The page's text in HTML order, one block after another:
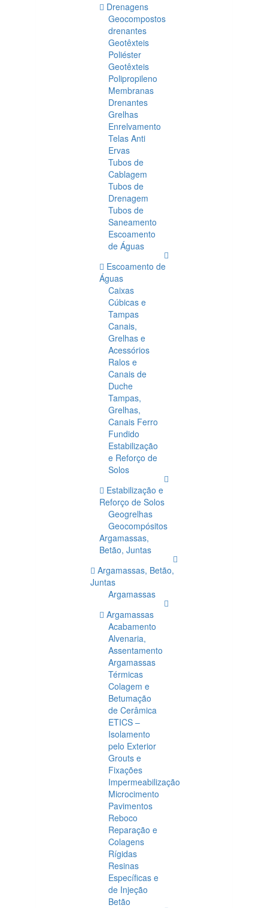
Drenagens
Geocompostos
drenantes
Geotêxteis
Poliéster
Geotêxteis
Polipropileno
Membranas
Drenantes
Grelhas
Enrelvamento
Telas Anti
Ervas
Tubos de
Cablagem
Tubos de
Drenagem
Tubos de
Saneamento
Escoamento
de Águas
Escoamento de
Águas
Caixas
Cúbicas e
Tampas
Canais,
Grelhas e
Acessórios
Ralos e
Canais de
Duche
Tampas,
Grelhas,
Canais Ferro
Fundido
Estabilização
e Reforço de
Solos
Estabilização e
Reforço de Solos
Geogrelhas
Geocompósitos
Argamassas,
Betão, Juntas
Argamassas, Betão,
Juntas
Argamassas
Argamassas
Acabamento
Alvenaria,
Assentamento
Argamassas
Térmicas
Colagem e
Betumação
de Cerâmica
ETICS –
Isolamento
pelo Exterior
Grouts e
Fixações
Impermeabilização
Microcimento
Pavimentos
Reboco
Reparação e
Colagens
Rígidas
Resinas
Específicas e
de Injeção
Betão